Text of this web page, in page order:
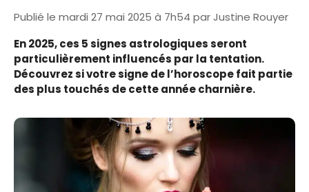
Publié le mardi 27 mai 2025 à 7h54 parJustine Rouyer
En 2025, ces 5 signes astrologiques seront
particulièrement influencés par la tentation.
Découvrez si votre signe de l’horoscope fait partie
des plus touchés de cette année charnière.